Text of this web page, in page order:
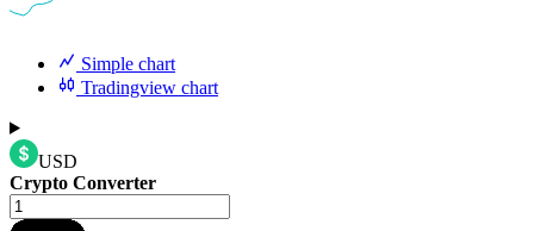
Simple chart
Tradingview chart
USD
Crypto Converter